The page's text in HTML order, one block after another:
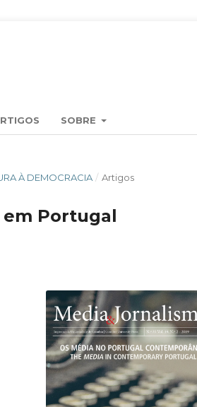
SOBRE
À DEMOCRACIA / Artigos
em Portugal